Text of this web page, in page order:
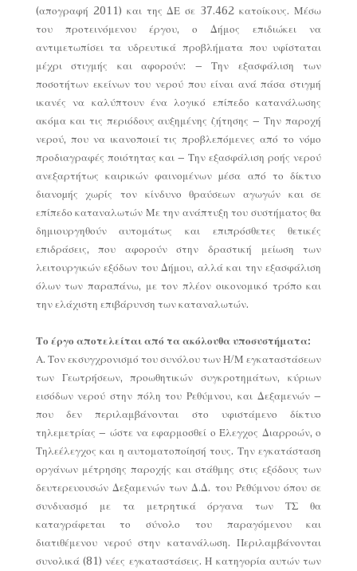
(απογραφή 2011) και της ΔΕ σε 37.462 κατοίκους. Μέσω
του προτεινόμενου έργου, ο Δήμος επιδιώκει να
αντιμετωπίσει τα υδρευτικά προβλήματα που υφίσταται
μέχρι στιγμής και αφορούν: – Την εξασφάλιση των
ποσοτήτων εκείνων του νερού που είναι ανά πάσα στιγµή
ικανές να καλύπτουν ένα λογικό επίπεδο κατανάλωσης
ακόμα και τις περιόδους αυξημένης ζήτησης – Την παροχή
νερού, που να ικανοποιεί τις προβλεπόμενες από το νόµο
προδιαγραφές ποιότητας και – Την εξασφάλιση ροής νερού
ανεξαρτήτως καιρικών φαινομένων µέσα από το δίκτυο
διανοµής χωρίς τον κίνδυνο θραύσεων αγωγών και σε
επίπεδο καταναλωτών Με την ανάπτυξη του συστήματος θα
δημιουργηθούν αυτομάτως και επιπρόσθετες θετικές
επιδράσεις, που αφορούν στην δραστική μείωση των
λειτουργικών εξόδων του Δήμου, αλλά και την εξασφάλιση
όλων των παραπάνω, με τον πλέον οικονομικό τρόπο και
την ελάχιστη επιβάρυνση των καταναλωτών.
Το έργο αποτελείται από τα ακόλουθα υποσυστήματα:
Α. Τον εκσυγχρονισμό του συνόλου των Η/Μ εγκαταστάσεων
των Γεωτρήσεων, προωθητικών συγκροτημάτων, κύριων
εισόδων νερού στην πόλη του Ρεθύμνου, και Δεξαμενών –
που δεν περιλαμβάνονται στο υφιστάμενο δίκτυο
τηλεμετρίας – ώστε να εφαρμοσθεί ο Έλεγχος Διαρροών, ο
Τηλεέλεγχος και η αυτοματοποίησή τους. Την εγκατάσταση
οργάνων μέτρησης παροχής και στάθμης στις εξόδους των
δευτερευουσών Δεξαμενών των Δ.Δ. του Ρεθύμνου όπου σε
συνδυασμό με τα μετρητικά όργανα των ΤΣ θα
καταγράφεται το σύνολο του παραγόμενου και
διατιθέμενου νερού στην κατανάλωση. Περιλαμβάνονται
συνολικά (81) νέες εγκαταστάσεις. Η κατηγορία αυτών των